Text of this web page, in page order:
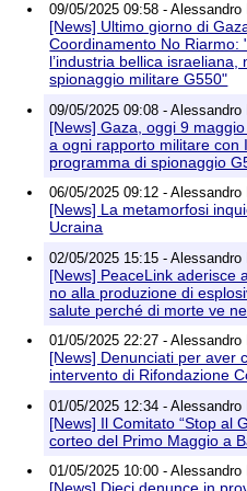
09/05/2025 09:58 - Alessandro
[News] Ultimo giorno di
Coordinamento No Riarmo:
l’industria bellica
spionaggio militare G550"
09/05/2025 09:08 - Alessandro
[News] Gaza, oggi 9
a ogni rapporto militare con
programma di spionaggio
06/05/2025 09:12 - Alessandro
[News] La metamorfosi
Ucraina
02/05/2025 15:15 - Alessandro
[News] PeaceLink aderisce
no alla produzione di
salute perché di morte ve
01/05/2025 22:27 - Alessandro
[News] Denunciati per aver
intervento di Rifondazione
01/05/2025 12:34 - Alessandro
[News] Il Comitato “Stop al
corteo del Primo Maggio a
01/05/2025 10:00 - Alessandro